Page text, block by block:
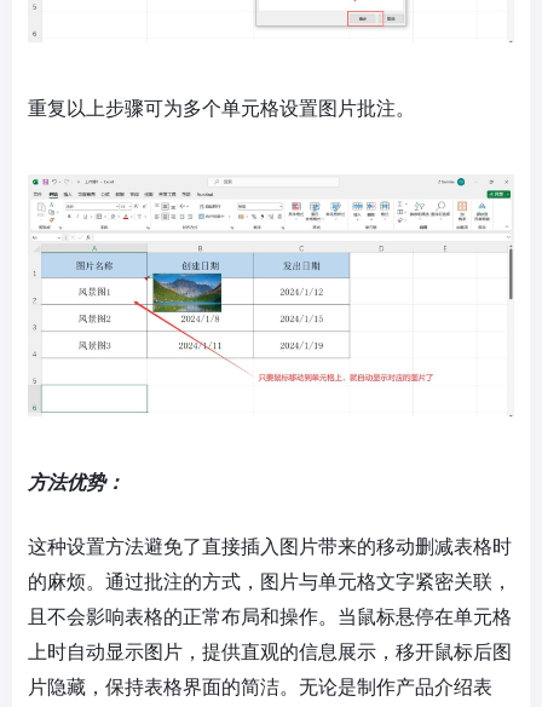
重复以上步骤可为多个单元格设置图片批注。
方法优势：
这种设置方法避免了直接插入图片带来的移动删减表格时
的麻烦。通过批注的方式，图片与单元格文字紧密关联，
且不会影响表格的正常布局和操作。当鼠标悬停在单元格
上时自动显示图片，提供直观的信息展示，移开鼠标后图
片隐藏，保持表格界面的简洁。无论是制作产品介绍表